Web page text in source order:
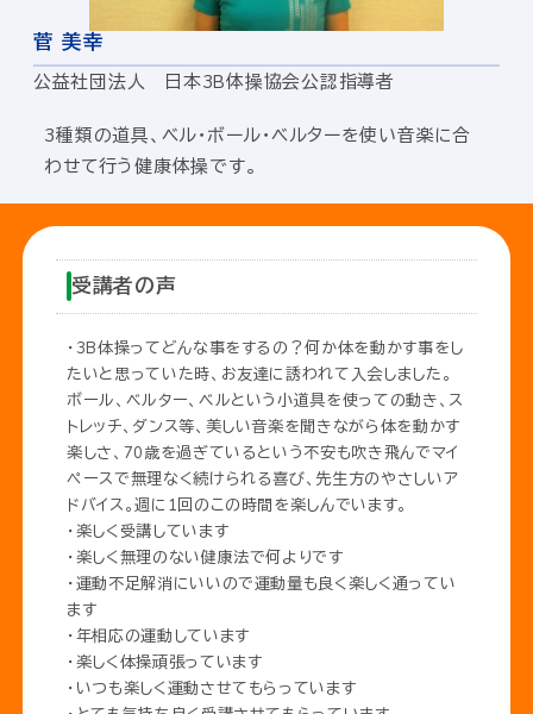
菅 美幸
公益社団法人 日本3B体操協会公認指導者
3種類の道具、ベル・ボール・ベルターを使い音楽に合
わせて行う健康体操です。
受講者の声
・3B体操ってどんな事をするの？何か体を動かす事をし
たいと思っていた時、お友達に誘われて入会しました。
ボール、ベルター、ベルという小道具を使っての動き、ス
トレッチ、ダンス等、美しい音楽を聞きながら体を動かす
楽しさ、70歳を過ぎているという不安も吹き飛んでマイ
ペースで無理なく続けられる喜び、先生方のやさしいア
ドバイス。週に1回のこの時間を楽しんでいます。
・楽しく受講しています
・楽しく無理のない健康法で何よりです
・運動不足解消にいいので運動量も良く楽しく通ってい
ます
・年相応の運動しています
・楽しく体操頑張っています
・いつも楽しく運動させてもらっています